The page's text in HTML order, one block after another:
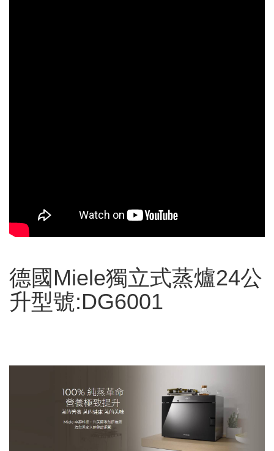
德國Miele獨立式蒸爐24公
升型號:DG6001